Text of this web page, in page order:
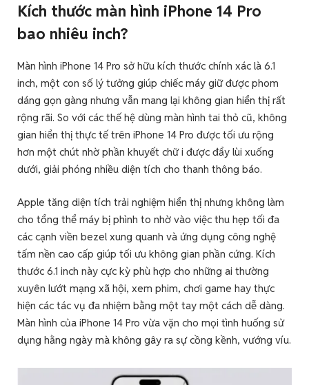
Kích thước màn hình iPhone 14 Pro
bao nhiêu inch?
Màn hình iPhone 14 Pro sở hữu kích thước chính xác là 6.1
inch, một con số lý tưởng giúp chiếc máy giữ được phom
dáng gọn gàng nhưng vẫn mang lại không gian hiển thị rất
rộng rãi. So với các thế hệ dùng màn hình tai thỏ cũ, không
gian hiển thị thực tế trên iPhone 14 Pro được tối ưu rộng
hơn một chút nhờ phần khuyết chữ i được đẩy lùi xuống
dưới, giải phóng nhiều diện tích cho thanh thông báo.
Apple tăng diện tích trải nghiệm hiển thị nhưng không làm
cho tổng thể máy bị phình to nhờ vào việc thu hẹp tối đa
các cạnh viền bezel xung quanh và ứng dụng công nghệ
tấm nền cao cấp giúp tối ưu không gian phần cứng. Kích
thước 6.1 inch này cực kỳ phù hợp cho những ai thường
xuyên lướt mạng xã hội, xem phim, chơi game hay thực
hiện các tác vụ đa nhiệm bằng một tay một cách dễ dàng.
Màn hình của iPhone 14 Pro vừa vặn cho mọi tình huống sử
dụng hằng ngày mà không gây ra sự cồng kềnh, vướng víu.